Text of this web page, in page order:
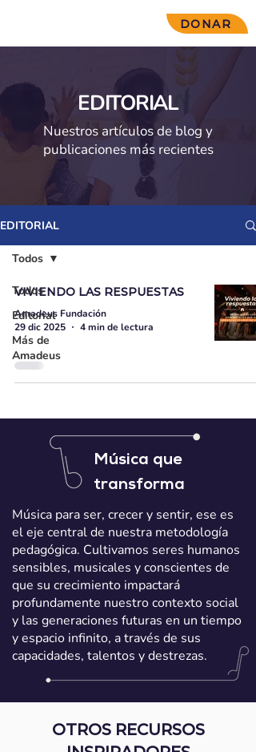
DONAR
EDITORIAL
Nuestros artículos de blog y
publicaciones más recientes
EDITORIAL
Todos
Editorial
Más de
Amadeus
Todos
VIVIENDO LAS RESPUESTAS
Amadeus Fundación
29 dic 2025
4 min de lectura
Música que
transforma
Música para ser, crecer y sentir, ese es
el eje central de nuestra metodología
pedagógica. Cultivamos seres humanos
sensibles, musicales y conscientes de
que su crecimiento impactará
profundamente nuestro contexto social
y las generaciones futuras en un tiempo
y espacio infinito, a través de sus
capacidades, talentos y destrezas.
OTROS RECURSOS